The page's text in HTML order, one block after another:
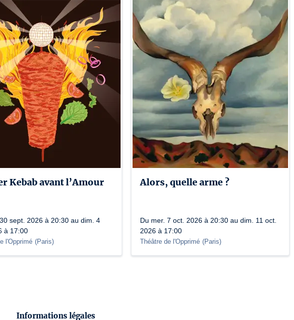
Kebab avant l’Amour
sept. 2026 à 20:30 au dim. 4
à 17:00
l'Opprimé (Paris)
Alors, quelle arme ?
Du mer. 7 oct. 2026 à 20:30 au dim. 11 oct.
2026 à 17:00
Théâtre de l'Opprimé (Paris)
Informations légales